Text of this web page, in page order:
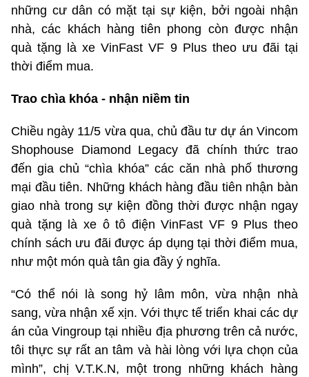
những cư dân có mặt tại sự kiện, bởi ngoài nhận
nhà, các khách hàng tiên phong còn được nhận
quà tặng là xe VinFast VF 9 Plus theo ưu đãi tại
thời điểm mua.
Trao chìa khóa - nhận niềm tin
Chiều ngày 11/5 vừa qua, chủ đầu tư dự án Vincom
Shophouse Diamond Legacy đã chính thức trao
đến gia chủ “chìa khóa” các căn nhà phố thương
mại đầu tiên. Những khách hàng đầu tiên nhận bàn
giao nhà trong sự kiện đồng thời được nhận ngay
quà tặng là xe ô tô điện VinFast VF 9 Plus theo
chính sách ưu đãi được áp dụng tại thời điểm mua,
như một món quà tân gia đầy ý nghĩa.
“Có thể nói là song hỷ lâm môn, vừa nhận nhà
sang, vừa nhận xế xịn. Với thực tế triển khai các dự
án của Vingroup tại nhiều địa phương trên cả nước,
tôi thực sự rất an tâm và hài lòng với lựa chọn của
mình”, chị V.T.K.N, một trong những khách hàng